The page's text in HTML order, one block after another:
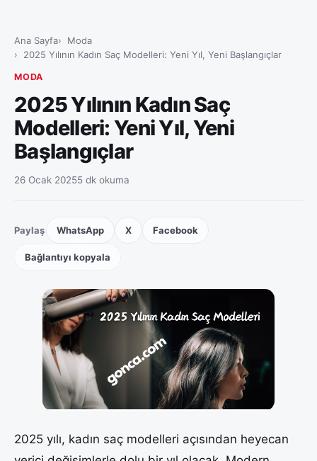
Ana Sayfa
Moda
2025 Yılının Kadın Saç Modelleri: Yeni Yıl, Yeni Başlangıçlar
MODA
2025 Yılının Kadın Saç
Modelleri: Yeni Yıl, Yeni
Başlangıçlar
26 Ocak 20255 dk okuma
Paylaş WhatsApp X Facebook
Bağlantıyı kopyala
2025 yılı, kadın saç modelleri açısından heyecan